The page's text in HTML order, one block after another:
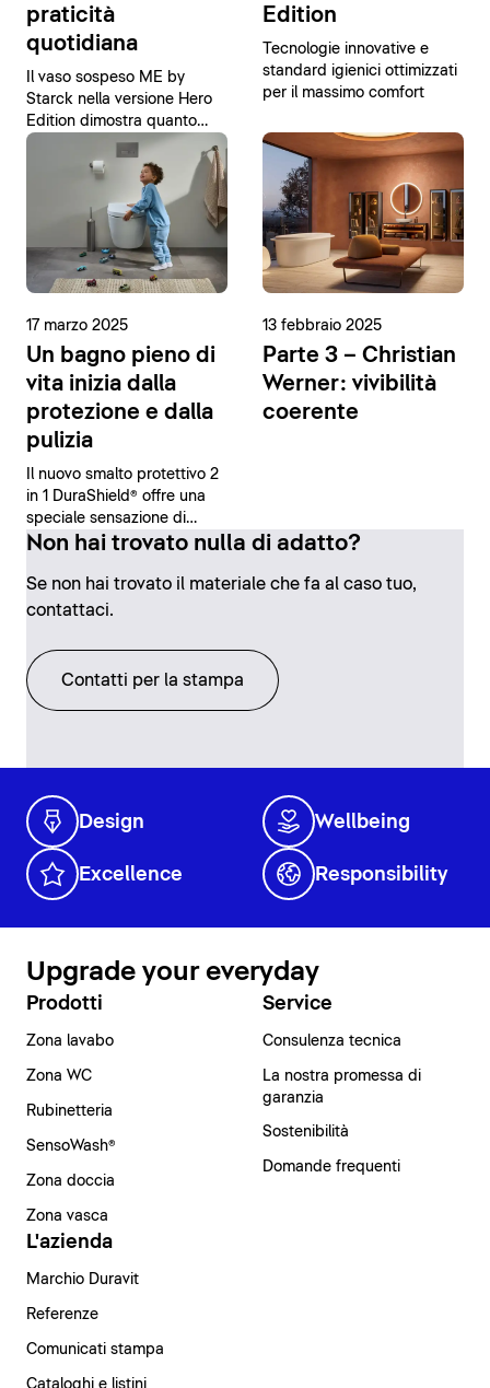
praticità
quotidiana
Il vaso sospeso ME by
Starck nella versione Hero
Edition dimostra quanto
possa essere semplice
raggiungere la perfezione.
Edition
Tecnologie innovative e
standard igienici ottimizzati
per il massimo comfort
17 marzo 2025
Un bagno pieno di
vita inizia dalla
protezione e dalla
pulizia
Il nuovo smalto protettivo 2
in 1 DuraShield® offre una
speciale sensazione di
sicurezza e comfort grazie
antibatteriche e alla facilità
di pulizia.
13 febbraio 2025
Parte 3 – Christian
Werner: vivibilità
coerente
Non hai trovato nulla di adatto?
Se non hai trovato il materiale che fa al caso tuo,
contattaci.
Contatti per la stampa
Design Wellbeing
Excellence Responsibility
Upgrade your everyday
Prodotti
Zona lavabo
Zona WC
Rubinetteria
SensoWash®
Zona doccia
Zona vasca
Service
Consulenza tecnica
La nostra promessa di
garanzia
Sostenibilità
Domande frequenti
L'azienda
Marchio Duravit
Referenze
Comunicati stampa
Cataloghi e listini